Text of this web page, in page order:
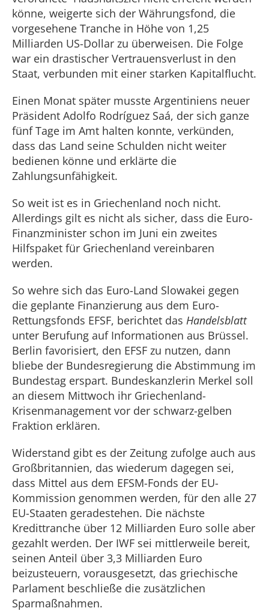
könne, weigerte sich der Währungsfond, die
vorgesehene Tranche in Höhe von 1,25
Milliarden US-Dollar zu überweisen. Die Folge
war ein drastischer Vertrauensverlust in den
Staat, verbunden mit einer starken Kapitalflucht.
Einen Monat später musste Argentiniens neuer
Präsident Adolfo Rodríguez Saá, der sich ganze
fünf Tage im Amt halten konnte, verkünden,
dass das Land seine Schulden nicht weiter
bedienen könne und erklärte die
Zahlungsunfähigkeit.
So weit ist es in Griechenland noch nicht.
Allerdings gilt es nicht als sicher, dass die Euro-
Finanzminister schon im Juni ein zweites
Hilfspaket für Griechenland vereinbaren
werden.
So wehre sich das Euro-Land Slowakei gegen
die geplante Finanzierung aus dem Euro-
Rettungsfonds EFSF, berichtet das Handelsblatt
unter Berufung auf Informationen aus Brüssel.
Berlin favorisiert, den EFSF zu nutzen, dann
bliebe der Bundesregierung die Abstimmung im
Bundestag erspart. Bundeskanzlerin Merkel soll
an diesem Mittwoch ihr Griechenland-
Krisenmanagement vor der schwarz-gelben
Fraktion erklären.
Widerstand gibt es der Zeitung zufolge auch aus
Großbritannien, das wiederum dagegen sei,
dass Mittel aus dem EFSM-Fonds der EU-
Kommission genommen werden, für den alle 27
EU-Staaten geradestehen. Die nächste
Kredittranche über 12 Milliarden Euro solle aber
gezahlt werden. Der IWF sei mittlerweile bereit,
seinen Anteil über 3,3 Milliarden Euro
beizusteuern, vorausgesetzt, das griechische
Parlament beschließe die zusätzlichen
Sparmaßnahmen.